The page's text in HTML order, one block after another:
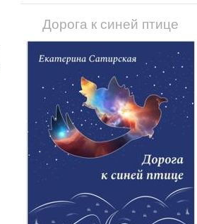
Дорога к синей птице